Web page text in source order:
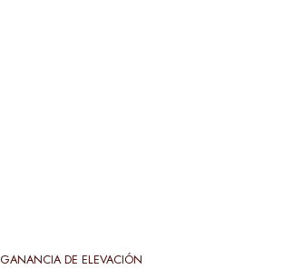
GANANCIA DE ELEVACIÓN